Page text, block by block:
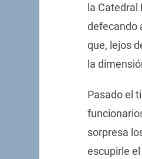
la Catedral
defecando
que, lejos
la
Pasado el
sorpresa
escupirle